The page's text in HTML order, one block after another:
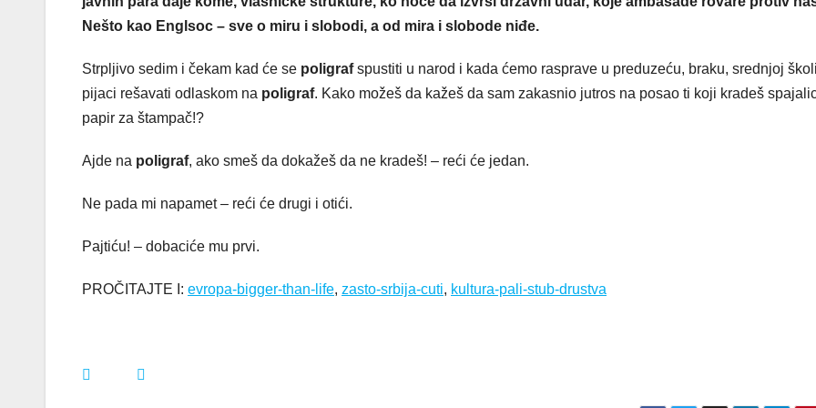
Nešto kao Englsoc – sve o miru i slobodi, a od mira i slobode niđe.
Strpljivo sedim i čekam kad će se poligrafspustiti u narod i kada ćemo rasprave u preduzeću, braku, srednjoj
pijaci rešavati odlaskom na poligraf. Kako možeš da kažeš da sam zakasnio jutros na posao ti koji kradeš
papir za štampač!?
Ajde na poligraf, ako smeš da dokažeš da ne kradeš! – reći će jedan.
Ne pada mi napamet – reći će drugi i otići.
Pajtiću! – dobaciće mu prvi.
PROČITAJTE I: evropa-bigger-than-life, zasto-srbija-cuti, kultura-pali-stub-drustva